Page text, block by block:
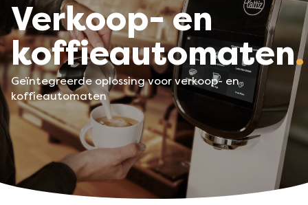
Verkoop- en
koffieautomaten
Geïntegreerde oplossing voor verkoop- en
koffieautomaten